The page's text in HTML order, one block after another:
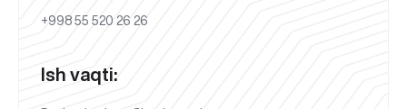
+998 55 520 26 26
Ish vaqti: